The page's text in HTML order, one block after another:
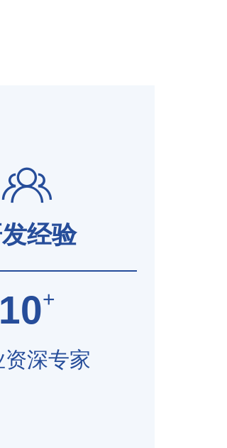
经验
10+
资深专家